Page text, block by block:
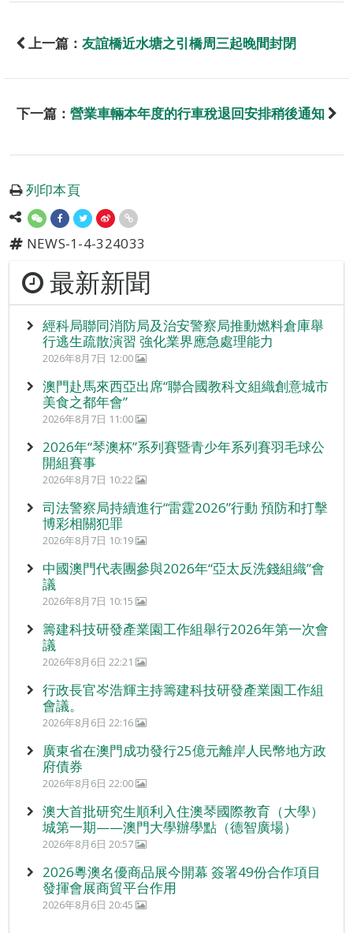
上一篇： 友誼橋近水塘之引橋周三起晚間封閉
下一篇： 營業車輛本年度的行車稅退回安排稍後通知
列印本頁
NEWS-1-4-324033
最新新聞
經科局聯同消防局及治安警察局推動燃料倉庫舉
行逃生疏散演習 強化業界應急處理能力
2026年8月7日 12:00
澳門赴馬來西亞出席“聯合國教科文組織創意城市
美食之都年會”
2026年8月7日 11:00
2026年“琴澳杯”系列賽暨青少年系列賽羽毛球公
開組賽事
2026年8月7日 10:22
司法警察局持續進行“雷霆2026”行動 預防和打擊
博彩相關犯罪
2026年8月7日 10:19
中國澳門代表團參與2026年“亞太反洗錢組織”會
議
2026年8月7日 10:15
籌建科技研發產業園工作組舉行2026年第一次會
議
2026年8月6日 22:21
行政長官岑浩輝主持籌建科技研發產業園工作組
會議。
2026年8月6日 22:16
廣東省在澳門成功發行25億元離岸人民幣地方政
府債券
2026年8月6日 22:00
澳大首批研究生順利入住澳琴國際教育（大學）
城第一期——澳門大學辦學點（德智廣場）
2026年8月6日 20:57
2026粵澳名優商品展今開幕 簽署49份合作項目
發揮會展商貿平台作用
2026年8月6日 20:45